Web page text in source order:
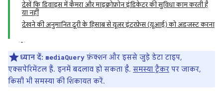
देखें कि डिवाइस में कैमरा और माइक्रोफ़ोन इंडिकेटर की सुविधा काम करती है
या नहीं
देखने की अनुमानित दूरी के हिसाब से यूज़र इंटरफ़ेस (यूआई) को अडजस्ट करना
ध्यान दें: mediaQuery फ़ंक्शन और इससे जुड़े डेटा टाइप,
एक्सपेरिमेंटल हैं. इनमें बदलाव हो सकता है. समस्या ट्रैकर पर जाकर,
किसी भी समस्या की शिकायत करें.